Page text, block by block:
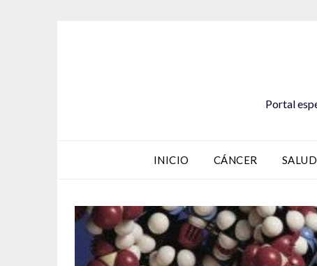
Portal
INICIO CÁNCER SALUD